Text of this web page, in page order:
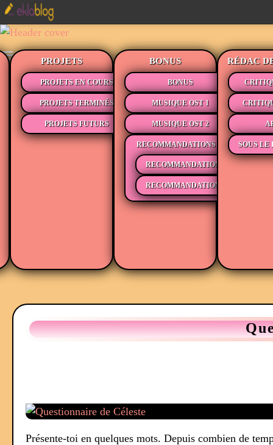
PROJETS
PROJETS EN COURS
PROJETS TERMINÉS
PROJETS FUTURS
BONUS
BONUS
MUSIQUE OST 1
MUSIQUE OST 2
RECOMMANDATIONS
RECOMMANDATIONS MÉDIAS
RECOMMANDATIONS LECTURE
RÉDAC
SOUS
Présente-toi en quelques mots. Depuis combien de